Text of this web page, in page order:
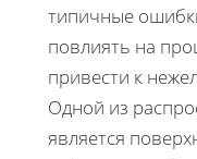
типичные
повлиять на
привести к
Одной из
является